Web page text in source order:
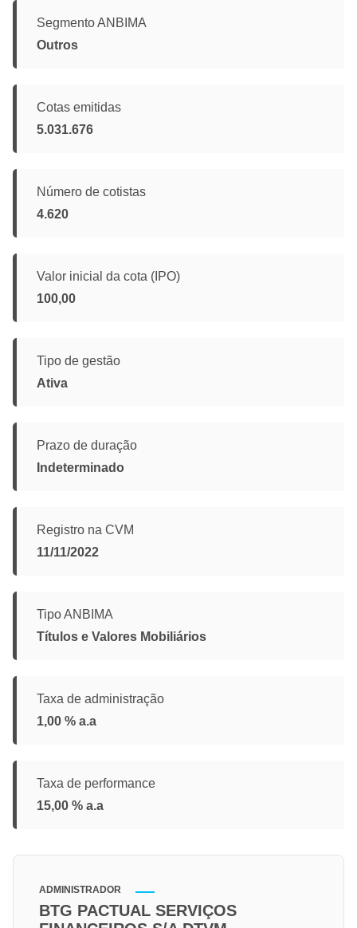
Segmento ANBIMA
Outros
Cotas emitidas
5.031.676
Número de cotistas
4.620
Valor inicial da cota (IPO)
100,00
Tipo de gestão
Ativa
Prazo de duração
Indeterminado
Registro na CVM
11/11/2022
Tipo ANBIMA
Títulos e Valores Mobiliários
Taxa de administração
1,00 % a.a
Taxa de performance
15,00 % a.a
ADMINISTRADOR
BTG PACTUAL SERVIÇOS